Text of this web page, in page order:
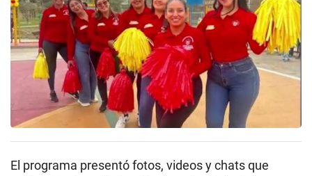
El programa presentó fotos, videos y chats que